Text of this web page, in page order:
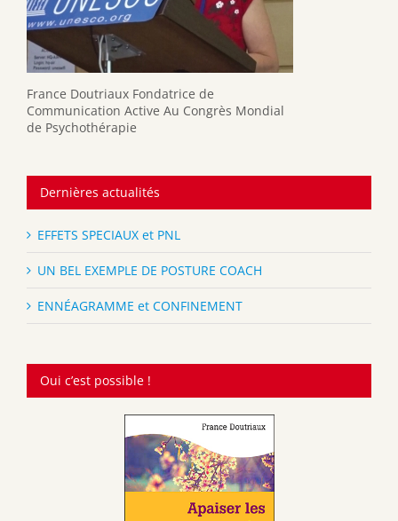
France Doutriaux Fondatrice de
Communication Active Au Congrès Mondial
de Psychothérapie
Dernières actualités
EFFETS SPECIAUX et PNL
UN BEL EXEMPLE DE POSTURE COACH
ENNÉAGRAMME et CONFINEMENT
Oui c’est possible !